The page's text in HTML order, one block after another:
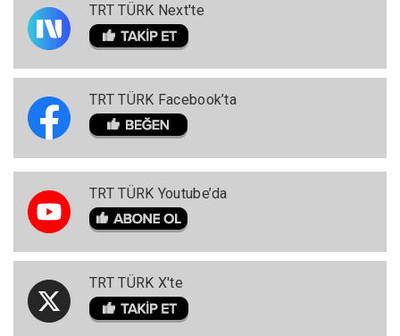
TRT TÜRK Next'te
TRT TÜRK Facebook’ta
TRT TÜRK Youtube’da
TRT TÜRK X'te